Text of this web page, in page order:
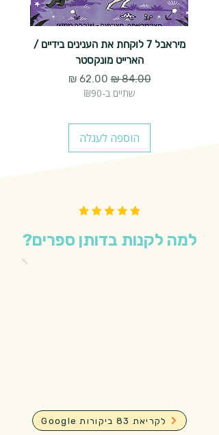
מיראבל 7 לוקחת את הענינים בידיים /
הארייט מונקסטר
מחיר רגיל‏84.00 ‏₪ מחיר מבצע
שתיים ב-₪90
הוספה לעגלה
למה לקנות בדותן ספרים?
Google לקריאת 83 ביקורות